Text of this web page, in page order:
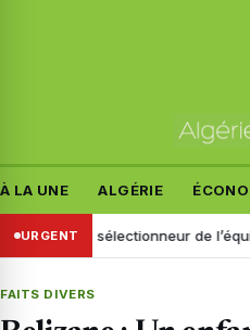
À LA UNE ALGÉRIE
URGENTsélectionneur de l’équipe
FAITS DIVERS